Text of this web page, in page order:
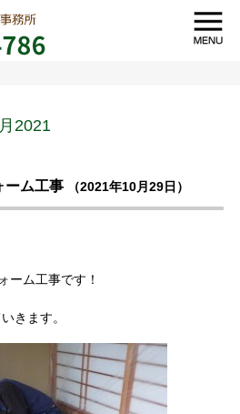
2021
ム工事 （2021年10月29日）
ーム工事です！
きます。